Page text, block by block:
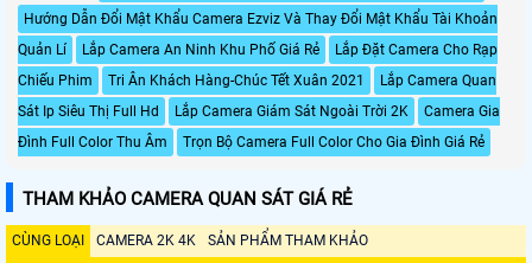
Hướng Dẫn Đổi Mật Khẩu Camera Ezviz Và Thay Đổi Mật Khẩu Tài Khoản
Quản Lí
Lắp Camera An Ninh Khu Phố Giá Rẻ
Lắp Đặt Camera Cho Rạp
Chiếu Phim
Tri Ân Khách Hàng-Chúc Tết Xuân 2021
Lắp Camera Quan
Sát Ip Siêu Thị Full Hd
Lắp Camera Giám Sát Ngoài Trời 2K
Camera Gia
Đình Full Color Thu Âm
Trọn Bộ Camera Full Color Cho Gia Đình Giá Rẻ
THAM KHẢO CAMERA QUAN SÁT GIÁ RẺ
CÙNG LOẠI CAMERA 2K 4K SẢN PHẨM THAM KHẢO